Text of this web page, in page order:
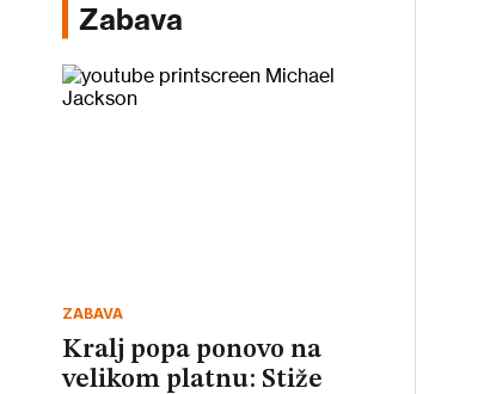
Zabava
ZABAVA
Kralj popa ponovo na
velikom platnu: Stiže